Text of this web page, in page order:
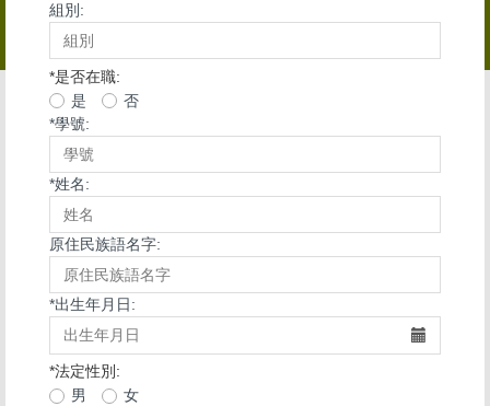
組別:
*是否在職:
是
否
*學號:
*姓名:
原住民族語名字:
*出生年月日:
*法定性別:
男
女